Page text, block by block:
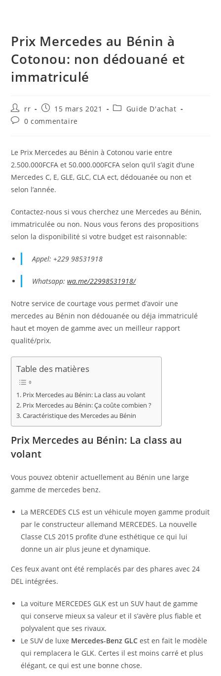
Prix Mercedes au Bénin à
Cotonou: non dédouané et
immatriculé
Auteur/autrice
de
la
rr
Publication
publiée :
15 mars 2021
PostGuide D'achat
Commentaires
publication :
0 commentaire
Le Prix Mercedes au Bénin à Cotonou varie entre
2.500.000FCFA et 50.000.000FCFA selon qu’il s’agit d’une
Mercedes C, E, GLE, GLC, CLA ect, dédouanée ou non et
selon l’année.
Contactez-nous si vous cherchez une Mercedes au Bénin,
immatriculée ou non. Nous vous ferons des propositions
selon la disponibilité si votre budget est raisonnable:
Appel: +229 98531918
Whatsapp:wa.me/22998531918/
Notre service de courtage vous permet d’avoir une
mercedes au Bénin non dédouanée ou déja immatriculé
haut et moyen de gamme avec un meilleur rapport
qualité/prix.
Table des matières
Prix Mercedes au Bénin: La class au volant
Prix Mercedes au Bénin: Ça coûte combien ?
Caractéristique des Mercedes au Bénin
Prix Mercedes au Bénin: La class au
volant
Vous pouvez obtenir actuellement au Bénin une large
gamme de mercedes benz.
La MERCEDES CLS est un véhicule moyen gamme produit
par le constructeur allemand MERCEDES. La nouvelle
Classe CLS 2015 profite d’une esthétique ce qui lui
donne un air plus jeune et dynamique.
Ces feux avant ont été remplacés par des phares avec 24
DEL intégrées.
La voiture MERCEDES GLK est un SUV haut de gamme
qui conserve mieux sa valeur et il s’avère plus fiable et
polyvalent que ses rivaux.
Le SUV de luxe Mercedes-Benz GLC est en fait le modèle
qui remplacera le GLK. Certes il est moins carré et plus
élégant, ce qui est une bonne chose.